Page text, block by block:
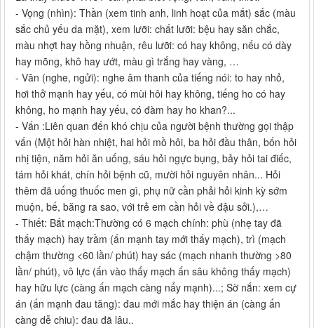
- Vọng (nhìn): Thần (xem tinh anh, linh hoạt của mắt) sắc (màu
sắc chủ yếu da mặt), xem lưỡi: chất lưỡi: bệu hay săn chắc,
màu nhợt hay hồng nhuận, rêu lưỡi: có hay không, nếu có dày
hay mõng, khô hay ướt, màu gì trắng hay vàng, …
- Văn (nghe, ngửi): nghe âm thanh của tiếng nói: to hay nhỏ,
hơi thở mạnh hay yếu, có mùi hôi hay không, tiếng ho có hay
không, ho mạnh hay yếu, có đàm hay ho khan?...
- Vấn :Liên quan đến khó chịu của người bệnh thường gọi thập
vấn (Một hỏi hàn nhiệt, hai hỏi mồ hôi, ba hỏi đầu thân, bốn hỏi
nhị tiện, năm hỏi ăn uống, sáu hỏi ngực bụng, bảy hỏi tai điếc,
tám hỏi khát, chín hỏi bệnh cũ, mười hỏi nguyên nhân... Hỏi
thêm đã uống thuốc men gì, phụ nữ cần phải hỏi kinh kỳ sớm
muộn, bế, băng ra sao, với trẻ em cần hỏi về đậu sởi.),…
- Thiết: Bắt mạch:Thường có 6 mạch chính: phù (nhẹ tay đã
thấy mạch) hay trầm (ấn mạnh tay mới thấy mạch), trì (mạch
chậm thường <60 lần/ phút) hay sác (mạch nhanh thường >80
lần/ phút), vô lực (ấn vào thấy mạch ấn sâu không thấy mạch)
hay hữu lực (càng ấn mạch càng nẩy mạnh)...; Sờ nắn: xem cự
án (ấn mạnh đau tăng): đau mới mắc hay thiện án (càng ấn
càng dễ chiu): đau đã lâu..